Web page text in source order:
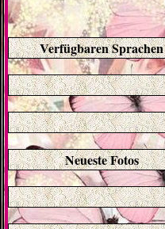
Verfügbaren Sprachen
Neueste Fotos